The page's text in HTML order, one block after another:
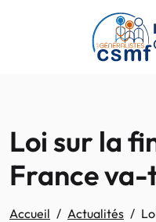
Passer au contenu principal
Loi sur la
France
Accueil Actualités